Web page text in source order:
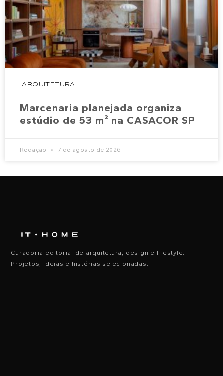
ARQUITETURA
Marcenaria planejada organiza
estúdio de 53 m² na CASACOR SP
Redação 7 de agosto de 2026
Curadoria editorial de arquitetura, design e lifestyle.
Projetos, ideias e histórias selecionadas.